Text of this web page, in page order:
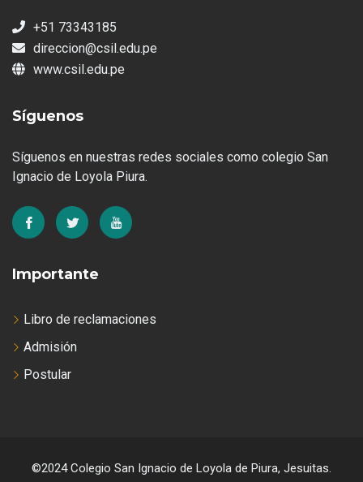
+51 73343185
direccion@csil.edu.pe
www.csil.edu.pe
Síguenos
Síguenos en nuestras redes sociales como colegio San
Ignacio de Loyola Piura.
Importante
Libro de reclamaciones
Admisión
Postular
©2024 Colegio San Ignacio de Loyola de Piura, Jesuitas.